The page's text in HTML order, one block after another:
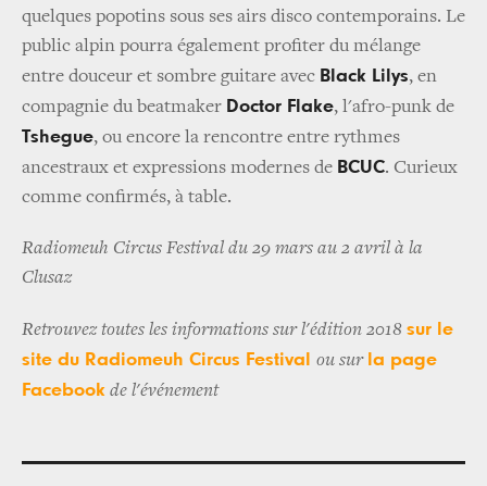
quelques popotins sous ses airs disco contemporains. Le
public alpin pourra également profiter du mélange
entre douceur et sombre guitare avec Black Lilys, en
compagnie du beatmaker Doctor Flake, l'afro-punk de
Tshegue, ou encore la rencontre entre rythmes
ancestraux et expressions modernes de BCUC. Curieux
comme confirmés, à table.
Radiomeuh Circus Festival du 29 mars au 2 avril à la
Clusaz
Retrouvez toutes les informations sur l'édition 2018 sur le
site du Radiomeuh Circus Festival ou sur la page
Facebook de l'événement